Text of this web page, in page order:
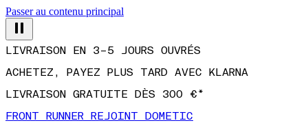
Passer au contenu principal
ACHETEZ, PAYEZ PLUS TARD AVEC KLARNA
LIVRAISON GRATUITE DÈS 300 €*
FRONT RUNNER REJOINT DOMETIC
LIVRAISON EN 3–5 JOURS OUVRÉS